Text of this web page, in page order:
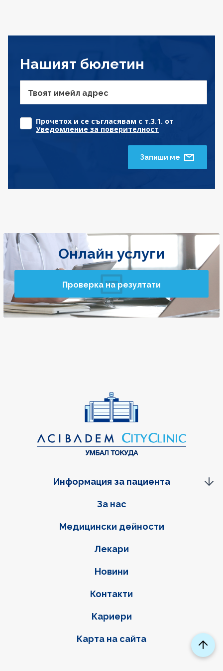
Нашият бюлетин
Твоят имейл адрес
Прочетох и се съгласявам с т.3.1. от
Уведомление за поверителност
Запиши ме
Онлайн услуги
Проверка на резултати
Фуутер навигация
За нас
Медицински дейности
Лекари
Новини
Контакти
Кариери
Карта на сайта
Информация за пациента